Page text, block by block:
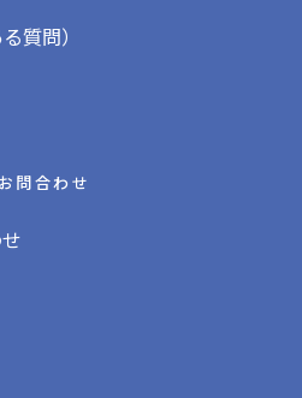
質問）
問合わせ